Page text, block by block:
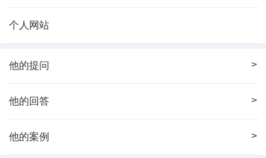
个人网站
他的提问 >
他的回答 >
他的案例 >